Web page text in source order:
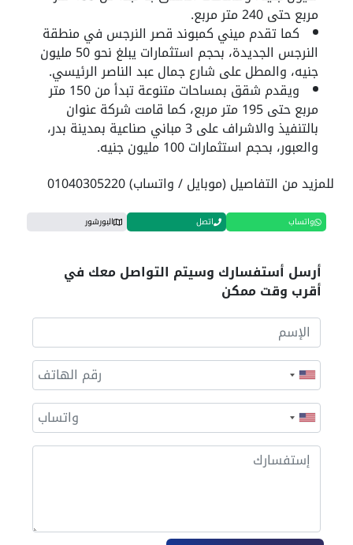
مربع حتى 240 متر مربع.
كما تقدم ميني كمبوند قصر النرجس في منطقة
النرجس الجديدة، بحجم استثمارات يبلغ نحو 50 مليون
جنيه، والمطل على شارع جمال عبد الناصر الرئيسي.
ويقدم شقق بمساحات متنوعة تبدأ من 150 متر
مربع حتى 195 متر مربع، كما قامت شركة عنوان
بالتنفيذ والاشراف على 3 مباني صناعية بمدينة بدر،
والعبور، بحجم استثمارات 100 مليون جنيه.
للمزيد من التفاصيل (موبايل / واتساب) 01040305220
واتساب اتصل البورشور
أرسل أستفسارك وسيتم التواصل معك في
أقرب وقت ممكن